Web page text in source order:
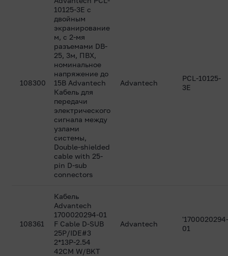
108300
10125-3E с
двойным
экранирование
м, с 2-мя
разъемами DB-
25, 3м, ПВХ,
номинальное
напряжение до
15В Advantech
Кабель для
передачи
электрического
сигнала между
узлами
системы,
Double-shielded
cable with 25-
pin D-sub
connectors
Advantech
PCL-10125-
3E
108361
Кабель
Advantech
1700020294-01
F Cable D-SUB
25P/IDE#3
2*13P-2.54
42CM W/BKT
Advantech
01